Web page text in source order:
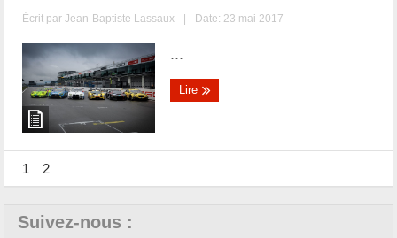
Écrit parJean-Baptiste Lassaux | Date: 23 mai 2017
...
Lire
1 2
Suivez-nous :